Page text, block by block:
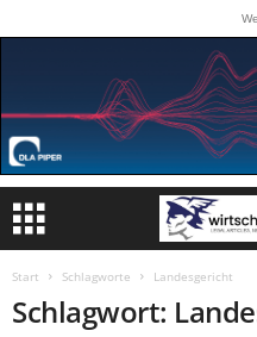
Start Schlagworte Landesgericht
Schlagwort: